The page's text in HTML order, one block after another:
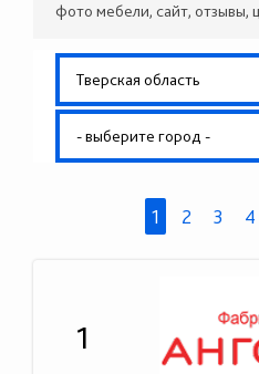
фото мебели, сайт, отзывы,
Тверская область
- выберите город -
1 2 3 4
1